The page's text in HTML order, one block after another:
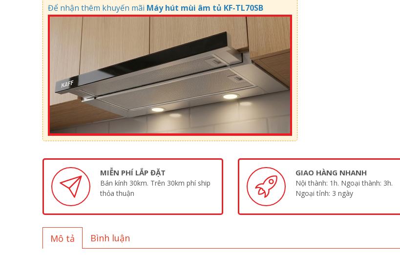
Để nhận thêm khuyến mãi Máy hút mùi âm tủ KF-TL70SB
MIỄN PHÍ LẮP ĐẶT
Bán kính 30km. Trên 30km phí ship
thỏa thuận
GIAO HÀNG NHANH
Nội thành: 1h. Ngoại thành: 3h.
Ngoại tỉnh: 3 ngày
Mô tả Bình luận